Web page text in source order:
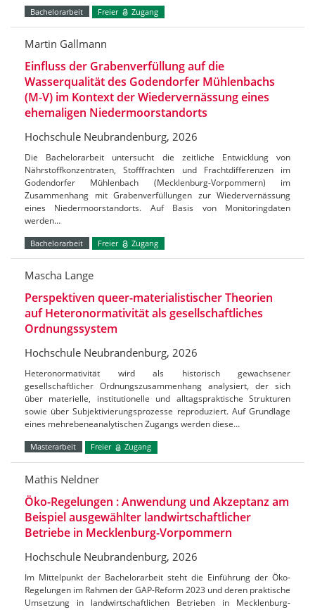
Bachelorarbeit Freier Zugang
Martin Gallmann
Einfluss der Grabenverfüllung auf die
Wasserqualität des Godendorfer Mühlenbachs
(M-V) im Kontext der Wiedervernässung eines
ehemaligen Niedermoorstandorts
Hochschule Neubrandenburg, 2026
Die Bachelorarbeit untersucht die zeitliche Entwicklung von
Nährstoffkonzentraten, Stofffrachten und Frachtdifferenzen im
Godendorfer Mühlenbach (Mecklenburg-Vorpommern) im
Zusammenhang mit Grabenverfüllungen zur Wiedervernässung
eines Niedermoorstandorts. Auf Basis von Monitoringdaten
werden…
Bachelorarbeit Freier Zugang
Mascha Lange
Perspektiven queer-materialistischer Theorien
auf Heteronormativität als gesellschaftliches
Ordnungssystem
Hochschule Neubrandenburg, 2026
Heteronormativität wird als historisch gewachsener
gesellschaftlicher Ordnungszusammenhang analysiert, der sich
über materielle, institutionelle und alltagspraktische Strukturen
sowie über Subjektivierungsprozesse reproduziert. Auf Grundlage
eines mehrebeneanalytischen Zugangs werden diese…
Masterarbeit Freier Zugang
Mathis Neldner
Öko-Regelungen : Anwendung und Akzeptanz am
Beispiel ausgewählter landwirtschaftlicher
Betriebe in Mecklenburg-Vorpommern
Hochschule Neubrandenburg, 2026
Im Mittelpunkt der Bachelorarbeit steht die Einführung der Öko-
Regelungen im Rahmen der GAP-Reform 2023 und deren praktische
Umsetzung in landwirtschaftlichen Betrieben in Mecklenburg-